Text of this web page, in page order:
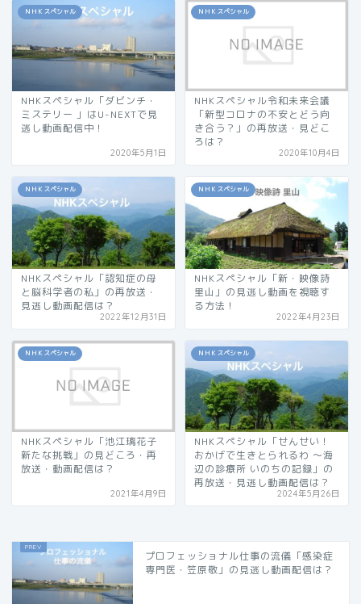
ＮＨＫスペシャル
NHKスペシャル「ダビンチ・
ミステリー 」はU-NEXTで見
逃し動画配信中！
2020年5月1日
ＮＨＫスペシャル
NHKスペシャル令和未来会議
「新型コロナの不安とどう向
き合う？」の再放送・見どこ
ろは？
2020年10月4日
ＮＨＫスペシャル
NHKスペシャル「認知症の母
と脳科学者の私」の再放送・
見逃し動画配信は？
2022年12月31日
ＮＨＫスペシャル
NHKスペシャル「新・映像詩
里山」の見逃し動画を視聴す
る方法！
2022年4月23日
ＮＨＫスペシャル
NHKスペシャル「池江璃花子
新たな挑戦」の見どころ・再
放送・動画配信は？
2021年4月9日
ＮＨＫスペシャル
NHKスペシャル「せんせい！
おかげで生きとられるわ 〜海
辺の診療所 いのちの記録」の
再放送・見逃し動画配信は？
2024年5月26日
プロフェッショナル仕事の流儀「感染症
専門医・笠原敬」の見逃し動画配信は？